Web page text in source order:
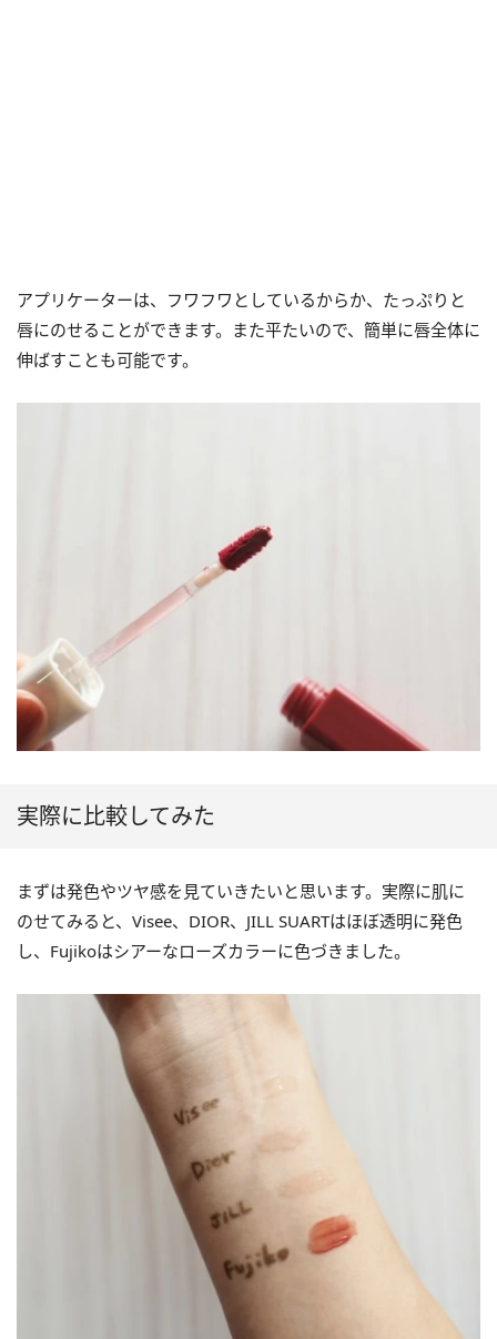
アプリケーターは、フワフワとしているからか、たっぷりと
唇にのせることができます。また平たいので、簡単に唇全体に
伸ばすことも可能です。
実際に比較してみた
まずは発色やツヤ感を見ていきたいと思います。実際に肌に
のせてみると、Visee、DIOR、JILL SUARTはほぼ透明に発色
し、Fujikoはシアーなローズカラーに色づきました。